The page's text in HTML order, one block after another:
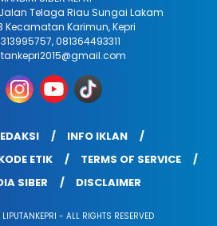
Telaga Riau Sungai Lakam
Kecamatan Karimun, Kepri
081364493311
INFO IKLAN
ETIK
TERMS OF SERVICE
SIBER
DISCLAIMER
- ALL RIGHTS RESERVED